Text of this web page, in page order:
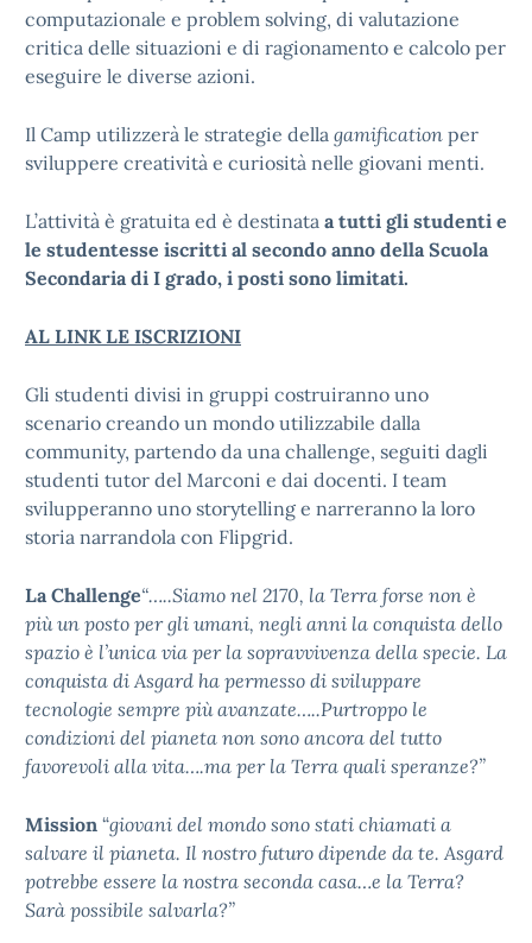
computazionale e problem solving, di valutazione
critica delle situazioni e di ragionamento e calcolo per
eseguire le diverse azioni.
Il Camp utilizzerà le strategie della gamification per
sviluppere creatività e curiosità nelle giovani menti.
L’attività è gratuita ed è destinata a tutti gli studenti e
le studentesse iscritti al secondo anno della Scuola
Secondaria di I grado, i posti sono limitati.
AL LINK LE ISCRIZIONI
Gli studenti divisi in gruppi costruiranno uno
scenario creando un mondo utilizzabile dalla
community, partendo da una challenge, seguiti dagli
studenti tutor del Marconi e dai docenti. I team
svilupperanno uno storytelling e narreranno la loro
storia narrandola con Flipgrid.
La Challenge“…..Siamo nel 2170, la Terra forse non è
più un posto per gli umani, negli anni la conquista dello
spazio è l’unica via per la sopravvivenza della specie. La
conquista di Asgard ha permesso di sviluppare
tecnologie sempre più avanzate…..Purtroppo le
condizioni del pianeta non sono ancora del tutto
favorevoli alla vita….ma per la Terra quali speranze?”
Mission “giovani del mondo sono stati chiamati a
salvare il pianeta. Il nostro futuro dipende da te. Asgard
potrebbe essere la nostra seconda casa…e la Terra?
Sarà possibile salvarla?”